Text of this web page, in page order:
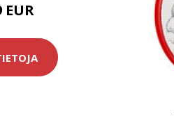
EUR